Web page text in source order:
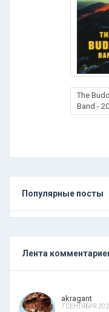
The
Band -
Популярные посты
Лента
akragant
7 СЕНТЯБРЯ